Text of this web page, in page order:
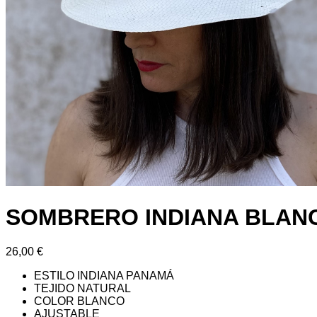
SOMBRERO INDIANA
26,00 €
ESTILO INDIANA PANAMÁ
TEJIDO NATURAL
COLOR BLANCO
AJUSTABLE